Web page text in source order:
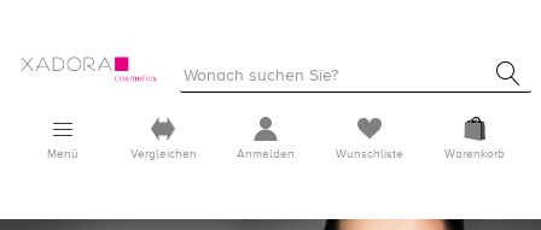
Menü Vergleichen Anmelden Wunschliste Warenkorb